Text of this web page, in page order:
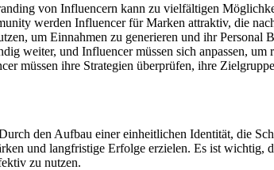
von Influencern kann zu vielfältigen
werden Influencer für Marken attraktiv, die
um Einnahmen zu generieren und ihr Personal
weiter, und Influencer müssen sich anpassen,
müssen ihre Strategien überprüfen, ihre
den Aufbau einer einheitlichen Identität, die
und langfristige Erfolge erzielen. Es ist wichtig,
zu nutzen.